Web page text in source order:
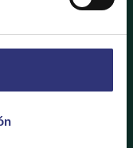
Descubre qué
Rice favoritos a